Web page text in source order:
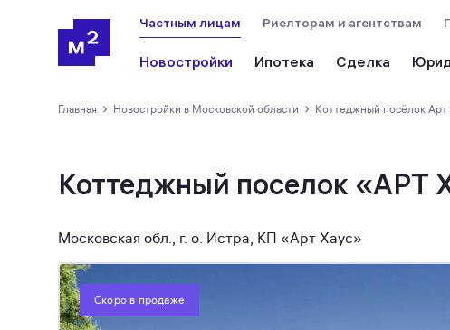
Частным лицам
Новостройки Ипотека Сделка
Риелторам и агентствам
Главная › новостройки в Московской области › коттеджный посёлок Арт
Коттеджный поселок «АРТ
Московская обл., г. о. Истра, КП «Арт Хаус»
Скоро в продаже